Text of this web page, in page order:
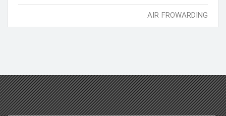
AIR FROWARDING